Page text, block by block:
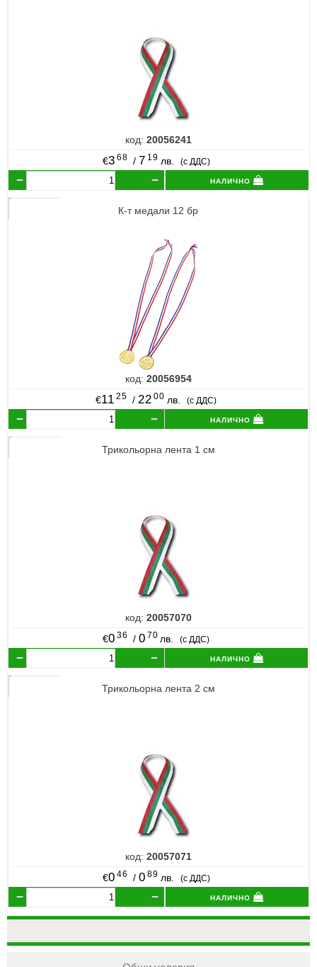
код: 20056241
€3 68 / 7 19 лв. (с ДДС)
налично
К-т медали 12 бр
код: 20056954
€11 25 / 22 00 лв. (с ДДС)
налично
Трикольорна лента 1 см
код: 20057070
€0 36 / 0 70 лв. (с ДДС)
налично
Трикольорна лента 2 см
код: 20057071
€0 46 /0 89 лв. (с ДДС)
налично